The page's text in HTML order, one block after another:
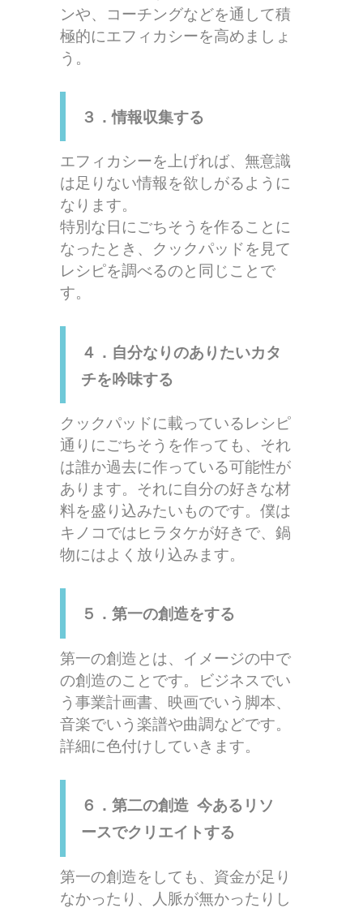
ンや、コーチングなどを通して積
極的にエフィカシーを高めましょ
う。
３．情報収集する
エフィカシーを上げれば、無意識
は足りない情報を欲しがるように
なります。
特別な日にごちそうを作ることに
なったとき、クックパッドを見て
レシピを調べるのと同じことで
す。
４．自分なりのありたいカタ
チを吟味する
クックパッドに載っているレシピ
通りにごちそうを作っても、それ
は誰か過去に作っている可能性が
あります。それに自分の好きな材
料を盛り込みたいものです。僕は
キノコではヒラタケが好きで、鍋
物にはよく放り込みます。
５．第一の創造をする
第一の創造とは、イメージの中で
の創造のことです。ビジネスでい
う事業計画書、映画でいう脚本、
音楽でいう楽譜や曲調などです。
詳細に色付けしていきます。
６．第二の創造 今あるリソ
ースでクリエイトする
第一の創造をしても、資金が足り
なかったり、人脈が無かったりし